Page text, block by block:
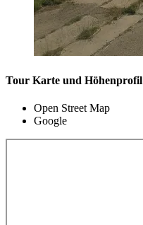
Tour Karte und Höhenprofil
Open Street Map
Google